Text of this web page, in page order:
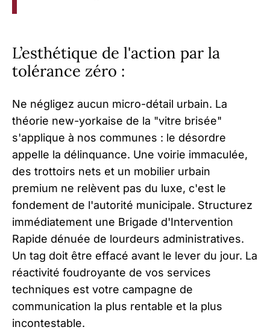
L’esthétique de l'action par la
tolérance zéro :
Ne négligez aucun micro-détail urbain. La
théorie new-yorkaise de la "vitre brisée"
s'applique à nos communes : le désordre
appelle la délinquance. Une voirie immaculée,
des trottoirs nets et un mobilier urbain
premium ne relèvent pas du luxe, c'est le
fondement de l'autorité municipale. Structurez
immédiatement une Brigade d'Intervention
Rapide dénuée de lourdeurs administratives.
Un tag doit être effacé avant le lever du jour. La
réactivité foudroyante de vos services
techniques est votre campagne de
communication la plus rentable et la plus
incontestable.